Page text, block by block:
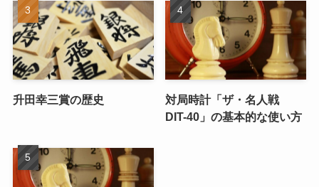
升田幸三賞の歴史
対局時計「ザ・名人戦
DIT-40」の基本的な使い方